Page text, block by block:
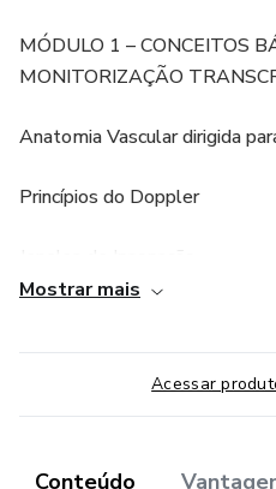
MÓDULO 1 – CONCEITOS
MONITORIZAÇÃO
Anatomia Vascular dirigida
Princípios do Doppler
DTC – Janela Transtemporal
Mostrar mais
Acessar
Conteúdo